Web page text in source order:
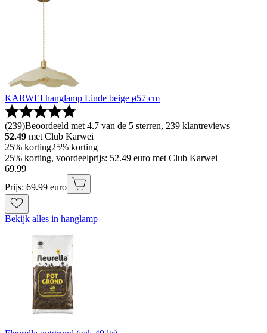
KARWEI hanglamp Linde beige ø57 cm
(239)Beoordeeld met 4.7 van de 5 sterren, 239 klantreviews
52.49 met Club Karwei
25% korting25% korting
25% korting, voordeelprijs: 52.49 euro met Club Karwei
69.99
Prijs: 69.99 euro
Bekijk alles in hanglamp